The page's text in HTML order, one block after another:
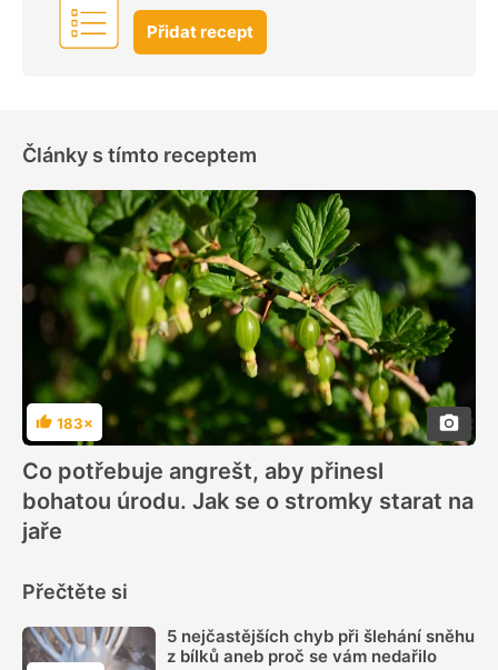
Přidat recept
Články s tímto receptem
Hodnocení
183×
Co potřebuje angrešt, aby přinesl
bohatou úrodu. Jak se o stromky starat na
jaře
Přečtěte si
5 nejčastějších chyb při šlehání sněhu
z bílků aneb proč se vám nedařilo